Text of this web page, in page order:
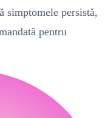
simptomele persistă,
pentru